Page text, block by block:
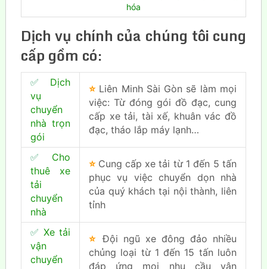
hóa
Dịch vụ chính của chúng tôi cung
cấp gồm có:
✅ Dịch
vụ
chuyển
nhà trọn
gói
⭐ Liên Minh Sài Gòn sẽ làm mọi
việc: Từ đóng gói đồ đạc, cung
cấp xe tải, tài xế, khuân vác đồ
đạc, tháo lắp máy lạnh…
✅
Cho
thuê xe
tải
chuyển
nhà
⭐ Cung cấp xe tải từ 1 đến 5 tấn
phục vụ việc chuyển dọn nhà
của quý khách tại nội thành, liên
tỉnh
✅ Xe tải
vận
chuyển
⭐Đội ngũ xe đông đảo nhiều
chủng loại từ 1 đến 15 tấn luôn
đáp ứng mọi nhu cầu vận